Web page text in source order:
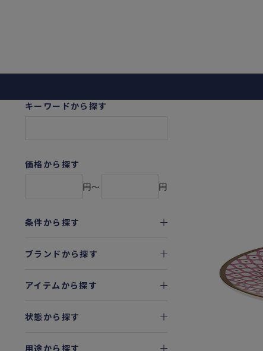
キーワードから探す
価格から探す
円〜
円
条件から探す
ブランドから探す
アイテムから探す
状態から探す
用途から探す